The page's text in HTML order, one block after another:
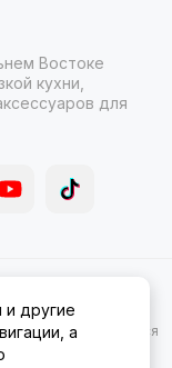
Востоке
кухни,
для
и не является
и другие
а